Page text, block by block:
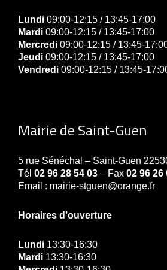
Lundi 09:00-12:15 / 13:45-17:00
Mardi 09:00-12:15 / 13:45-17:00
Mercredi 09:00-12:15 / 13:45-
Jeudi 09:00-12:15 / 13:45-17:00
Vendredi 09:00-12:15 / 13:45-
Mairie de Saint-Guen
5 rue Sénéchal – Saint-Guen
Tél 02 96 28 54 03 – Fax 02 96 26
Email : mairie-stguen@orange.fr
Horaires d’ouverture
Lundi 13:30-16:30
Mardi 13:30-16:30